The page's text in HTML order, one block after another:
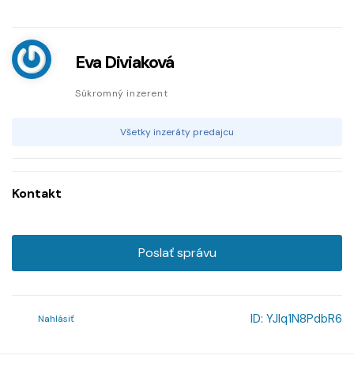
Eva Diviaková
Súkromný inzerent
Všetky inzeráty predajcu
Kontakt
Poslať správu
Nahlásiť ID: YJlq1N8PdbR6